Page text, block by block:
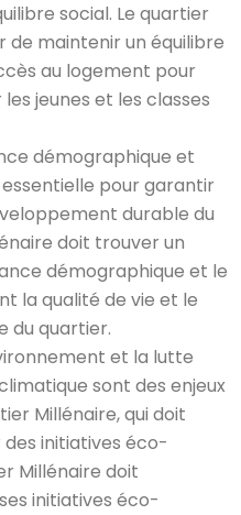
social. Le quartier
de maintenir un équilibre
au logement pour
jeunes et les classes
démographique et
pour garantir
durable du
doit trouver un
démographique et le
la qualité de vie et le
du quartier.
et la lutte
sont des enjeux
Millénaire, qui doit
initiatives éco-
Millénaire doit
initiatives éco-